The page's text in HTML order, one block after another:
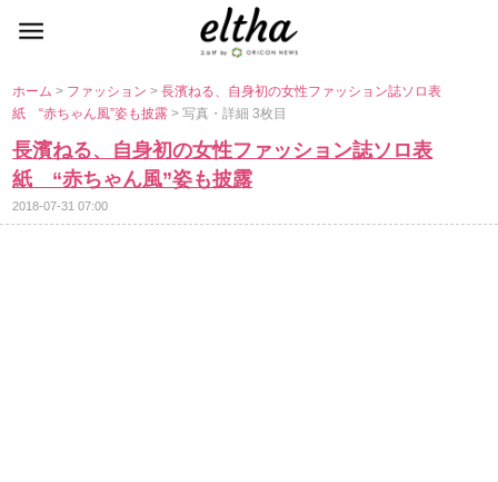
ホーム> ファッション>長濱ねる、自身初の女性ファッション誌ソロ表
紙 “赤ちゃん風”姿も披露> 写真・詳細 3枚目
長濱ねる、自身初の女性ファッション誌ソロ表
紙 “赤ちゃん風”姿も披露
2018-07-31 07:00